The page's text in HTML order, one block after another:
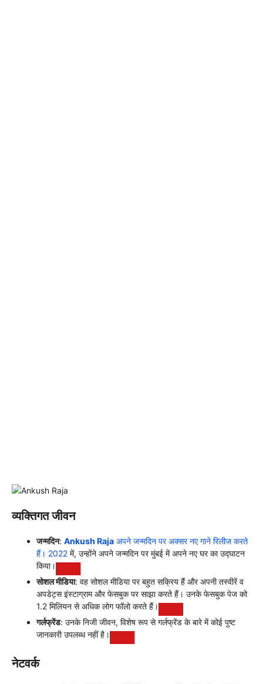
व्यक्तिगत जीवन
जन्मदिन: Ankush Raja अपने जन्मदिन पर अक्सर नए गाने रिलीज करते
हैं। 2022 में, उन्होंने अपने जन्मदिन पर मुंबई में अपने नए घर का उद्घाटन
किया।
सोशल मीडिया: वह सोशल मीडिया पर बहुत सक्रिय हैं और अपनी तस्वीरें व
अपडेट्स इंस्टाग्राम और फेसबुक पर साझा करते हैं। उनके फेसबुक पेज को
1.2 मिलियन से अधिक लोग फॉलो करते हैं।
गर्लफ्रेंड: उनके निजी जीवन, विशेष रूप से गर्लफ्रेंड के बारे में कोई पुष्ट
जानकारी उपलब्ध नहीं है।
नेटवर्क